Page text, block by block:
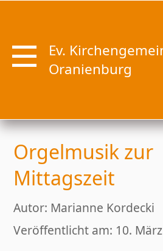
Ev.
Oranienburg
Orgelmusik zur
Mittagszeit
Autor: Marianne Kordecki
Veröffentlicht am: 10.